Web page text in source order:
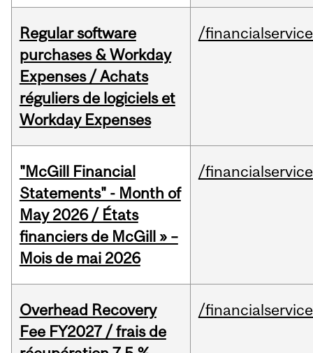
Regular software
purchases & Workday
Expenses / Achats
réguliers de logiciels et
Workday Expenses
/
"McGill Financial
Statements" - Month of
May 2026 / États
financiers de McGill » –
Mois de mai 2026
/
Overhead Recovery
Fee FY2027 / frais de
/